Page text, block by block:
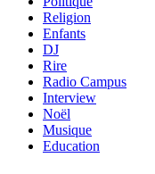
Religion
Enfants
DJ
Rire
Radio Campus
Interview
Noël
Musique
Education